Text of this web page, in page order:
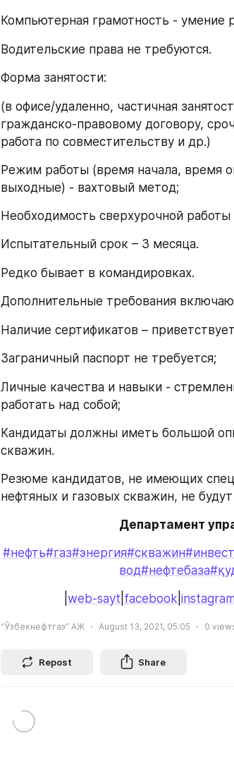
Компьютерная грамотность - умение
Водительские права не требуются.
Форма занятости:
(в офисе/удаленно, частичная
гражданско-правовому договору,
работа по совместительству и др.)
Режим работы (время начала, время
выходные) - вахтовый метод;
Необходимость сверхурочной работы
Испытательный срок – 3 месяца.
Редко бывает в командировках.
Дополнительные требования
Наличие сертификатов –
Заграничный паспорт не требуется;
Личные качества и навыки -
работать над собой;
Кандидаты должны иметь большой
скважин.
Резюме кандидатов, не имеющих
нефтяных и газовых скважин, не
Департамент
#нефть#газ#энергия#скважин
вод#нефтебаза
web-sayt facebook instagram
“Ўзбекнефтгаз” АЖ August 13, 2021, 05:05 0
Repost Share